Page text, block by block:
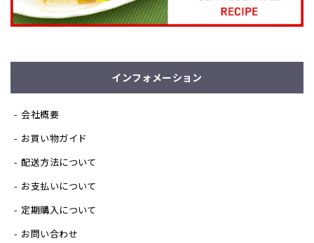
インフォメーション
会社概要
お買い物ガイド
配送方法について
お支払いについて
定期購入について
お問い合わせ